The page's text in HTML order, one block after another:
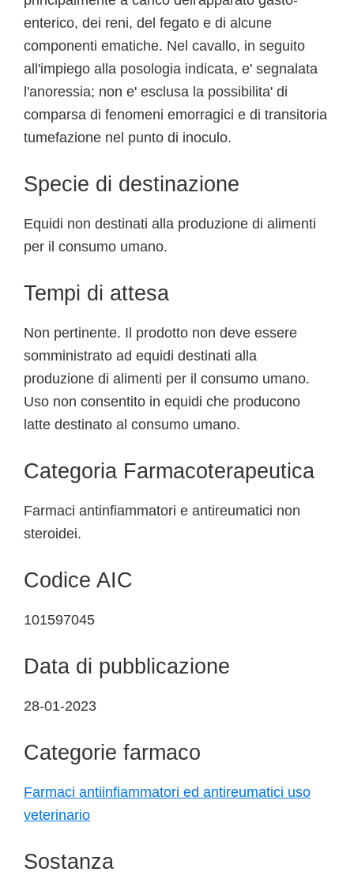
enterico, dei reni, del fegato e di alcune
componenti ematiche. Nel cavallo, in seguito
all'impiego alla posologia indicata, e' segnalata
l'anoressia; non e' esclusa la possibilita' di
comparsa di fenomeni emorragici e di transitoria
tumefazione nel punto di inoculo.
Specie di destinazione
Equidi non destinati alla produzione di alimenti
per il consumo umano.
Tempi di attesa
Non pertinente. Il prodotto non deve essere
somministrato ad equidi destinati alla
produzione di alimenti per il consumo umano.
Uso non consentito in equidi che producono
latte destinato al consumo umano.
Categoria Farmacoterapeutica
Farmaci antinfiammatori e antireumatici non
steroidei.
Codice AIC
101597045
Data di pubblicazione
28-01-2023
Categorie farmaco
Farmaci antiinfiammatori ed antireumatici uso
veterinario
Sostanza